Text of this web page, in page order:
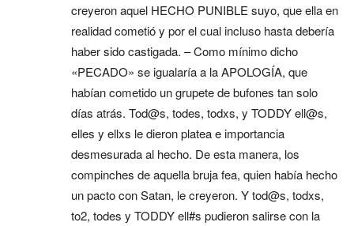
creyeron aquel HECHO PUNIBLE suyo, que ella en
realidad cometió y por el cual incluso hasta debería
haber sido castigada. – Como mínimo dicho
«PECADO» se igualaría a la APOLOGÍA, que
habían cometido un grupete de bufones tan solo
días atrás. Tod@s, todes, todxs, y TODDY ell@s,
elles y ellxs le dieron platea e importancia
desmesurada al hecho. De esta manera, los
compinches de aquella bruja fea, quien había hecho
un pacto con Satan, le creyeron. Y tod@s, todxs,
to2, todes y TODDY ell#s pudieron salirse con la